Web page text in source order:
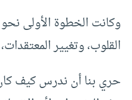
وكانت الخطوة الأولى
القلوب، وتغيير
حري بنا أن ندرس كيف